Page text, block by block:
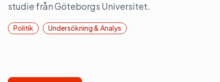
studie från Göteborgs Universitet.
Politik Undersökning & Analys